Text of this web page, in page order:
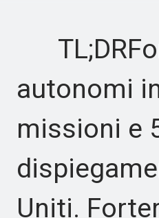
autonomi
missioni e
Uniti.